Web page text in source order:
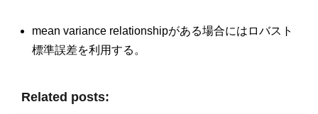
mean variance relationshipがある場合にはロバスト
標準誤差を利用する。
Related posts: